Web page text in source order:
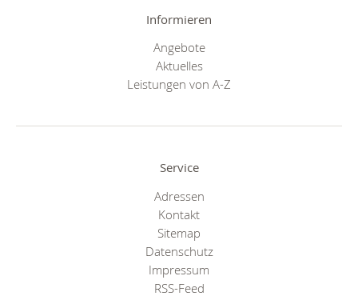
Informieren
Angebote
Aktuelles
Leistungen von A-Z
Service
Adressen
Kontakt
Sitemap
Datenschutz
Impressum
RSS-Feed